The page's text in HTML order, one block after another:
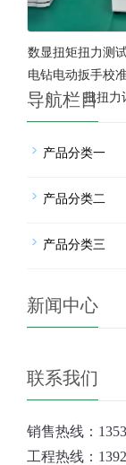
数显扭矩扭力测
电钻电动扳手校
批扭力
导航栏目
产品分类一
产品分类二
产品分类三
新闻中心
联系我们
销售热线：
工程热线：